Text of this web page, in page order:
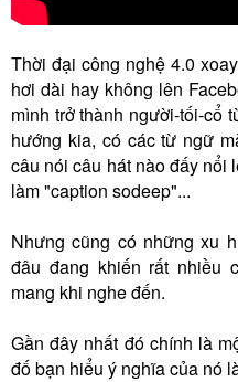
Thời đại công nghệ 4.0
hơi dài hay không lên
mình trở thành người-tối-cổ
hướng kia, có các từ ngữ
câu nói câu hát nào đấy nổi
làm "caption sodeep"...
Nhưng cũng có những xu
đâu đang khiến rất nhiều
mang khi nghe đến.
Gần đây nhất đó chính là
đố bạn hiểu ý nghĩa của nó